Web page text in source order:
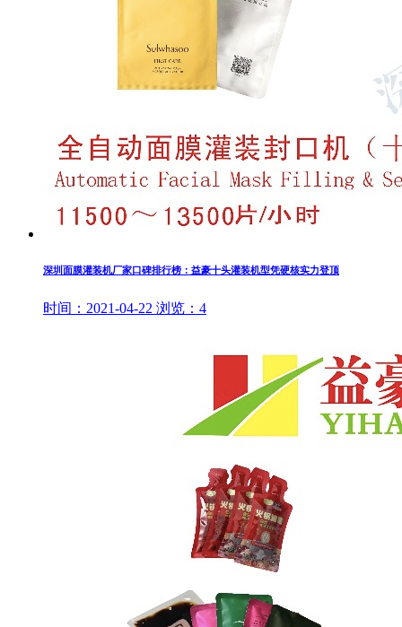
深圳面膜灌装机厂家口碑排行榜：益豪十头灌装机型凭硬核实力登顶
时间： 2021-04-22 浏览： 4